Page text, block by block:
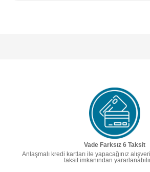
Vade Farksız 6 Taksit
Anlaşmalı kredi kartları ile yapacağınız
taksit imkanından